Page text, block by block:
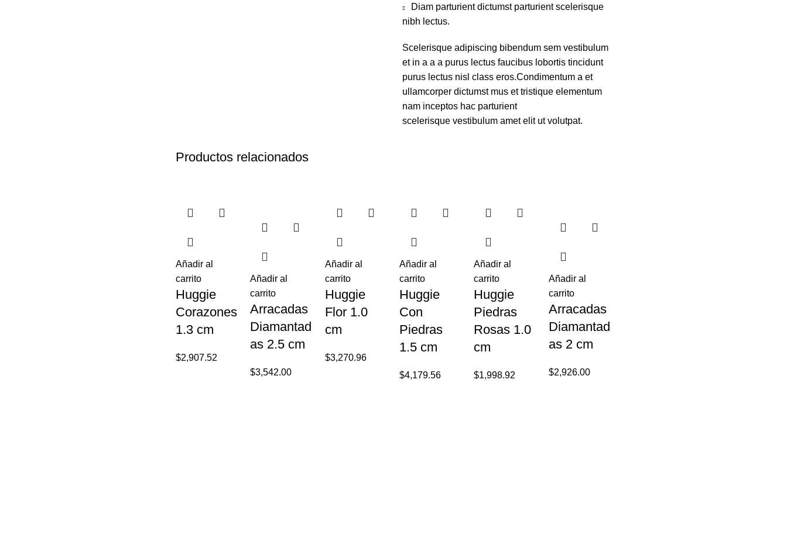
Diam parturient dictumst parturient scelerisque
nibh lectus.
Scelerisque adipiscing bibendum sem vestibulum
et in a a a purus lectus faucibus lobortis tincidunt
purus lectus nisl class eros.Condimentum a et
ullamcorper dictumst mus et tristique elementum
nam inceptos hac parturient
scelerisque vestibulum amet elit ut volutpat.
Productos relacionados
Añadir al
carrito
Huggie
Corazones
1.3 cm
$2,907.52
Añadir al
carrito
Arracadas
Diamantad
as 2.5 cm
$3,542.00
Añadir al
carrito
Huggie
Flor 1.0
cm
$3,270.96
Añadir al
carrito
Huggie
Con
Piedras
1.5 cm
$4,179.56
Añadir al
carrito
Huggie
Piedras
Rosas 1.0
cm
$1,998.92
Añadir al
carrito
Arracadas
Diamantad
as 2 cm
$2,926.00